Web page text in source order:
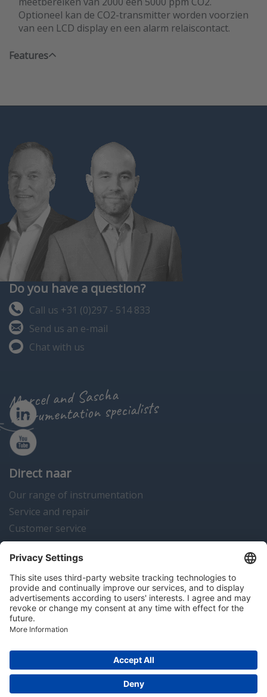
Optioneel kan de CO2-transmitter worden voorzien
van een LCD display en een alarm relaiscontact.
Features
Do you have a question?
Call us +31 (0)297 - 514 833
Send us an e-mail
Chat with us
Marcel and Sascha
instrumentation specialists
Direct naar
Our range of instrumentation
Service and repair
Customer service
Instrumentation news
Contact us
Algemene voorwaarden Disclaimer
Colofon
Copyright © 2026 Hitma B.V.. All rights reserved.